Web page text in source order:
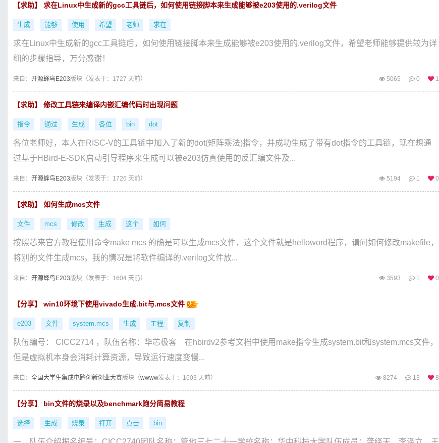
【求助】 求在Linux中生成新的gcc工具链后，如何使用链接脚本来生成能够被e203使用的.verilog文件
生成 能够 使用 希望 老师 求在
求在Linux中生成新的gcc工具链后，如何使用链接脚本来生成能够被e203使用的.verilog文件，希望老师能够提供较为详
细的步骤指导，万分感谢！
来自： 开源蜂鸟E203版块（发表于：1727 天前） 5065 0 1
【求助】 修改工具链来编译内嵌汇编代码时出现问题
指令 通过 生成 各位 bin dot
各位老师好，本人在RISC-V的工具链中加入了新的dot(矩阵乘法)指令，并成功生成了带有dot指令的工具链，现在想通
过基于HBird-E-SDK启动引导程序来生成可以被e203仿真使用的反汇编文件及...
来自： 开源蜂鸟E203版块（发表于：1726 天前） 5194 1 0
【求助】 如何生成mcs文件
文件 mcs 修改 生成 这个 如何
按照芯来官方教程使用命令make mcs 的确是可以生成mcs文件，这个文件就是helloword程序，请问如何修改makefile，
将别的文件生成mcs。我的情况是将软件编译的.verilog文件放...
来自： 开源蜂鸟E203版块（发表于：1604 天前） 3593 1 0
【分享】 win10环境下使用vivado生成.bit与.mcs文件
e203 文件 system.mcs 生成 工程 复制
队伍编号： CICC2714 ，队伍名称：华芯极客 在hbirdv2参考文档中使用make指令生成system.bit和system.mcs文件，
但是虚拟机本身会消耗计算资源，导致运行速度变慢...
来自： 全国大学生集成电路创新创业大赛版块（wwww发表于：1603 天前） 8274 13 8
【分享】 bin文件的烧录以及benchmark跑分简易教程
选择 生成 烧录 打开 点击 bin